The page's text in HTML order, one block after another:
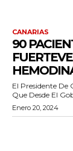
CANARIAS
90
El Presidente De
Que Desde El
Enero 20, 2024